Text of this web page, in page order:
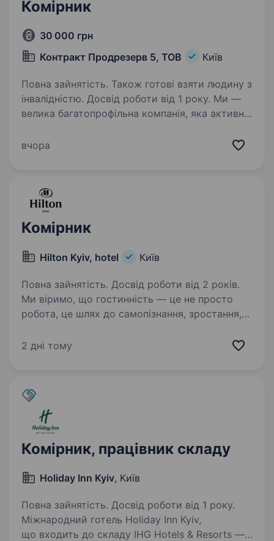
Комірник
30 000 грн
Контракт Продрезерв 5, ТОВ
Київ
Повна зайнятість. Також готові взяти людину з
інвалідністю. Досвід роботи від 1 року. Ми —
велика багатопрофільна компанія, яка активно
і ресторанів, власне виробництво (харчове
та кваліфікованого…
вчора
Комірник
Hilton Kyiv, hotel Київ
Повна зайнятість. Досвід роботи від 2 років.
Ми віримо, що гостинність — це не просто
робота, це шлях до самопізнання, зростання,
неперевершені професійні навички, працюючи
2 дні тому
Комірник, працівник складу
Holiday Inn Kyiv, Київ
Повна зайнятість. Досвід роботи від 1 року.
Міжнародний готель Holiday Inn Kyiv,
що входить до складу IHG Hotels & Resorts —